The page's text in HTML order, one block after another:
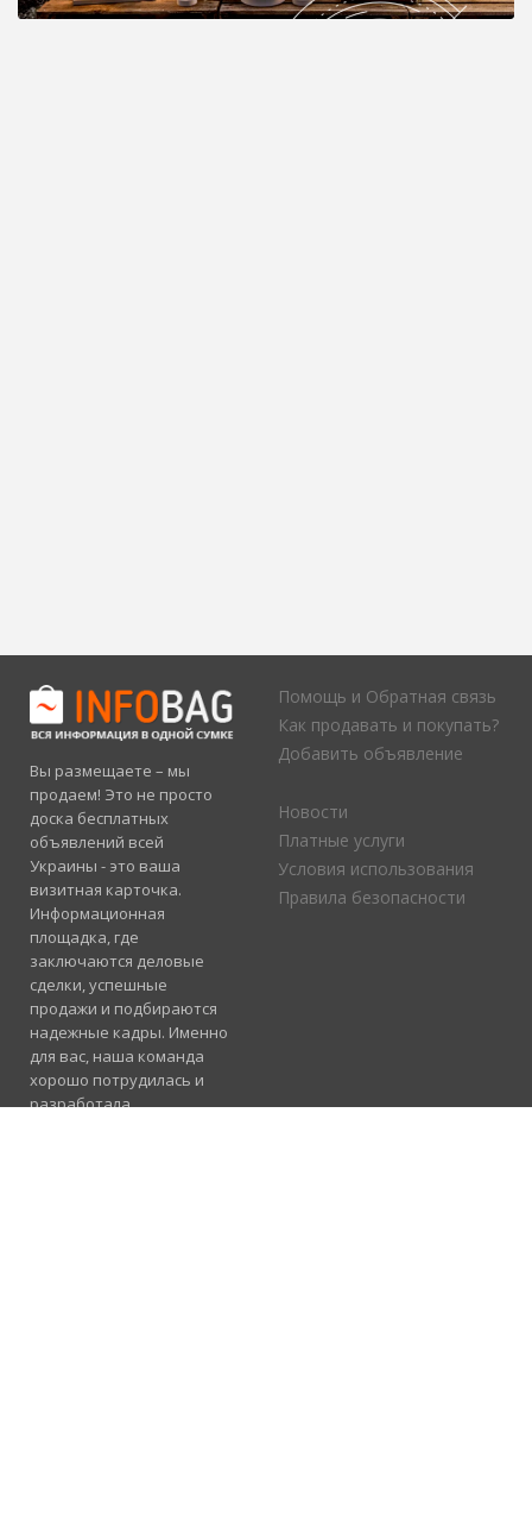
Вы размещаете – мы
продаем! Это не просто
доска бесплатных
объявлений всей
Украины - это ваша
визитная карточка.
Информационная
площадка, где
заключаются деловые
сделки, успешные
продажи и подбираются
надежные кадры. Именно
для вас, наша команда
хорошо потрудилась и
разработала
Помощь и Обратная связь
Как продавать и покупать?
Добавить объявление
Новости
Платные услуги
Условия использования
Правила безопасности